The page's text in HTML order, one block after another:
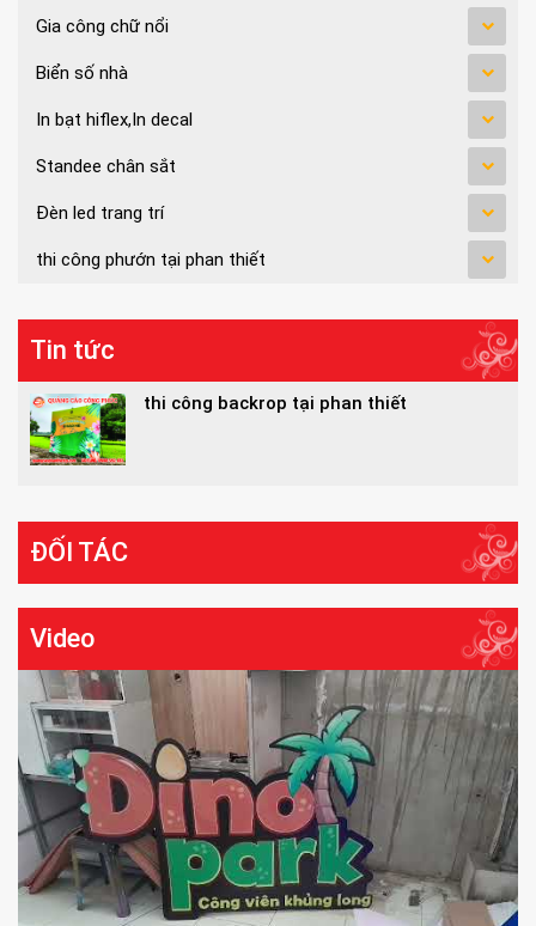
Gia công chữ nổi
Biển số nhà
In bạt hiflex,In decal
Standee chân sắt
Đèn led trang trí
thi công phướn tại phan thiết
Tin tức
thi công backrop tại phan thiết
ĐỐI TÁC
Video